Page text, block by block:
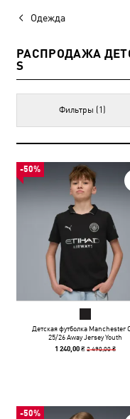
Одежда
РАСПРОДАЖА
S
Фильтры (1)
-50%
Детская футболка Manchester
25/26 Away Jersey Youth
1 240,00 ₴2 490,00 ₴
-50%